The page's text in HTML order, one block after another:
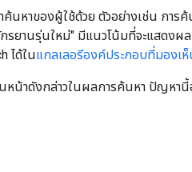
นหาของผู้ใช้ด้วย ตัวอย่างเช่น การ
รยานรุ่นใหม่" มีแนวโน้มที่จะแสดงผ
ได้ในแกลเลอรีองค์ประกอบที่มองเ
หน้าดังกล่าวในผลการค้นหา ปัญหานี้